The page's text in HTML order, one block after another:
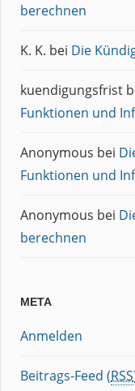
berechnen
K. K. bei Die
kuendigungsfrist
Funktionen und
Anonymous bei
Funktionen und
Anonymous bei
berechnen
META
Anmelden
Beitrags-Feed (RSS